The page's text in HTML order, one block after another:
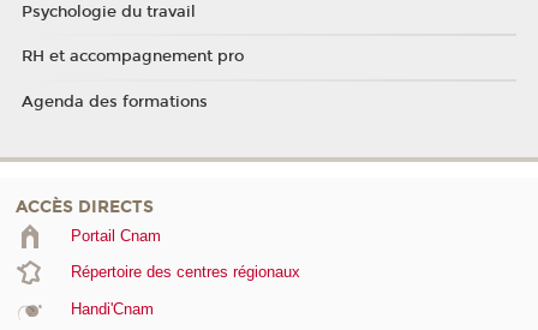
Psychologie du travail
RH et accompagnement pro
Agenda des formations
ACCÈS DIRECTS
Portail Cnam
Répertoire des centres régionaux
Handi'Cnam